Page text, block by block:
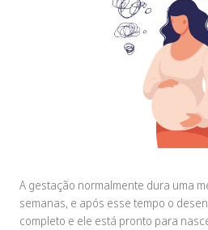
A gestação normalmente dura uma
semanas, e após esse tempo o
completo e ele está pronto para